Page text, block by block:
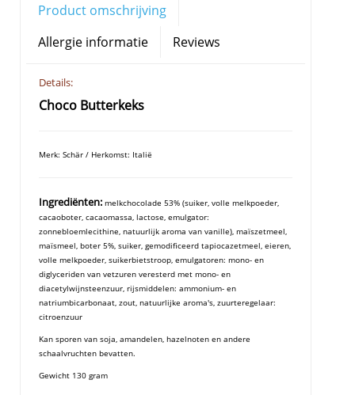
Product omschrijving
Allergie informatie
Reviews
Details:
Choco Butterkeks
Merk: Schär / Herkomst: Italië
Ingrediënten: melkchocolade 53% (suiker, volle melkpoeder,
cacaoboter, cacaomassa, lactose, emulgator:
zonnebloemlecithine, natuurlijk aroma van vanille), maïszetmeel,
maïsmeel, boter 5%, suiker, gemodificeerd tapiocazetmeel, eieren,
volle melkpoeder, suikerbietstroop, emulgatoren: mono- en
diglyceriden van vetzuren veresterd met mono- en
diacetylwijnsteenzuur, rijsmiddelen: ammonium- en
natriumbicarbonaat, zout, natuurlijke aroma's, zuurteregelaar:
citroenzuur
Kan sporen van soja, amandelen, hazelnoten en andere
schaalvruchten bevatten.
Gewicht 130 gram